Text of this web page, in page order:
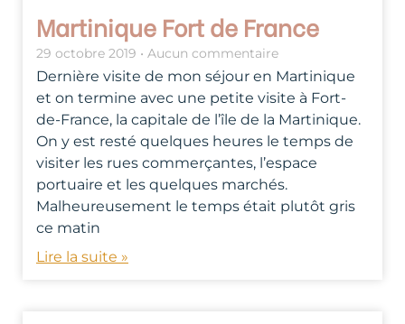
Martinique Fort de France
29 octobre 2019 Aucun commentaire
Dernière visite de mon séjour en Martinique
et on termine avec une petite visite à Fort-
de-France, la capitale de l’île de la Martinique.
On y est resté quelques heures le temps de
visiter les rues commerçantes, l’espace
portuaire et les quelques marchés.
Malheureusement le temps était plutôt gris
ce matin
Lire la suite »